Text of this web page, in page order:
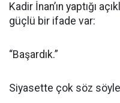
Kadir İnan’ın yaptığı
güçlü bir ifade var:
“Başardık.”
Siyasette çok söz